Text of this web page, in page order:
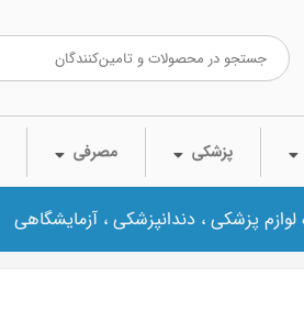
پزشکی مصرفی
پزشکی ، دندانپزشکی ، آزمایشگاهی